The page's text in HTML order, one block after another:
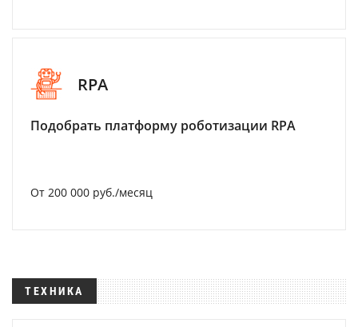
RPA
Подобрать платформу роботизации RPA
От 200 000 руб./месяц
ТЕХНИКА